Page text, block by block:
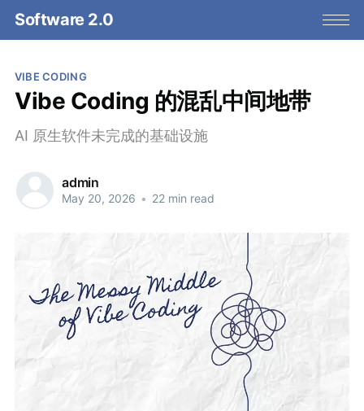
Software 2.0
VIBE CODING
Vibe Coding 的混乱中间地带
AI 原生软件未完成的基础设施
admin
May 20, 2026 • 22 min read